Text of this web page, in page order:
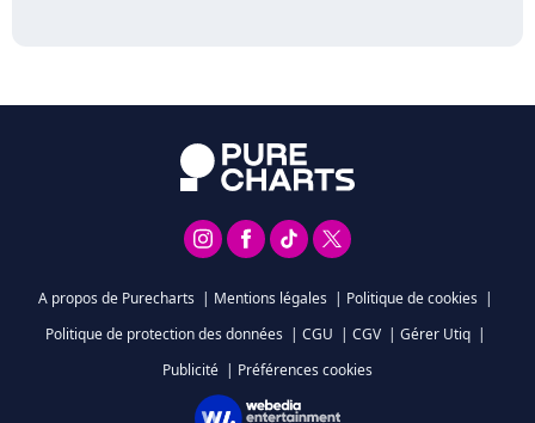
A propos de Purecharts | Mentions légales | Politique de cookies |
Politique de protection des données | CGU | CGV | Gérer Utiq |
Publicité | Préférences cookies